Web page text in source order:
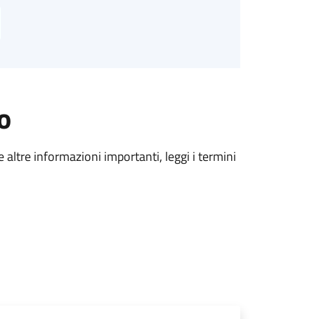
altre informazioni importanti, leggi i termini